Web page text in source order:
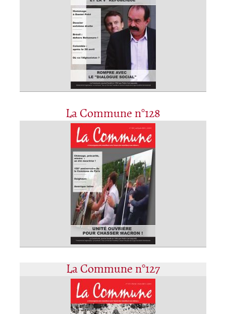
La Commune n°128
La Commune n°127